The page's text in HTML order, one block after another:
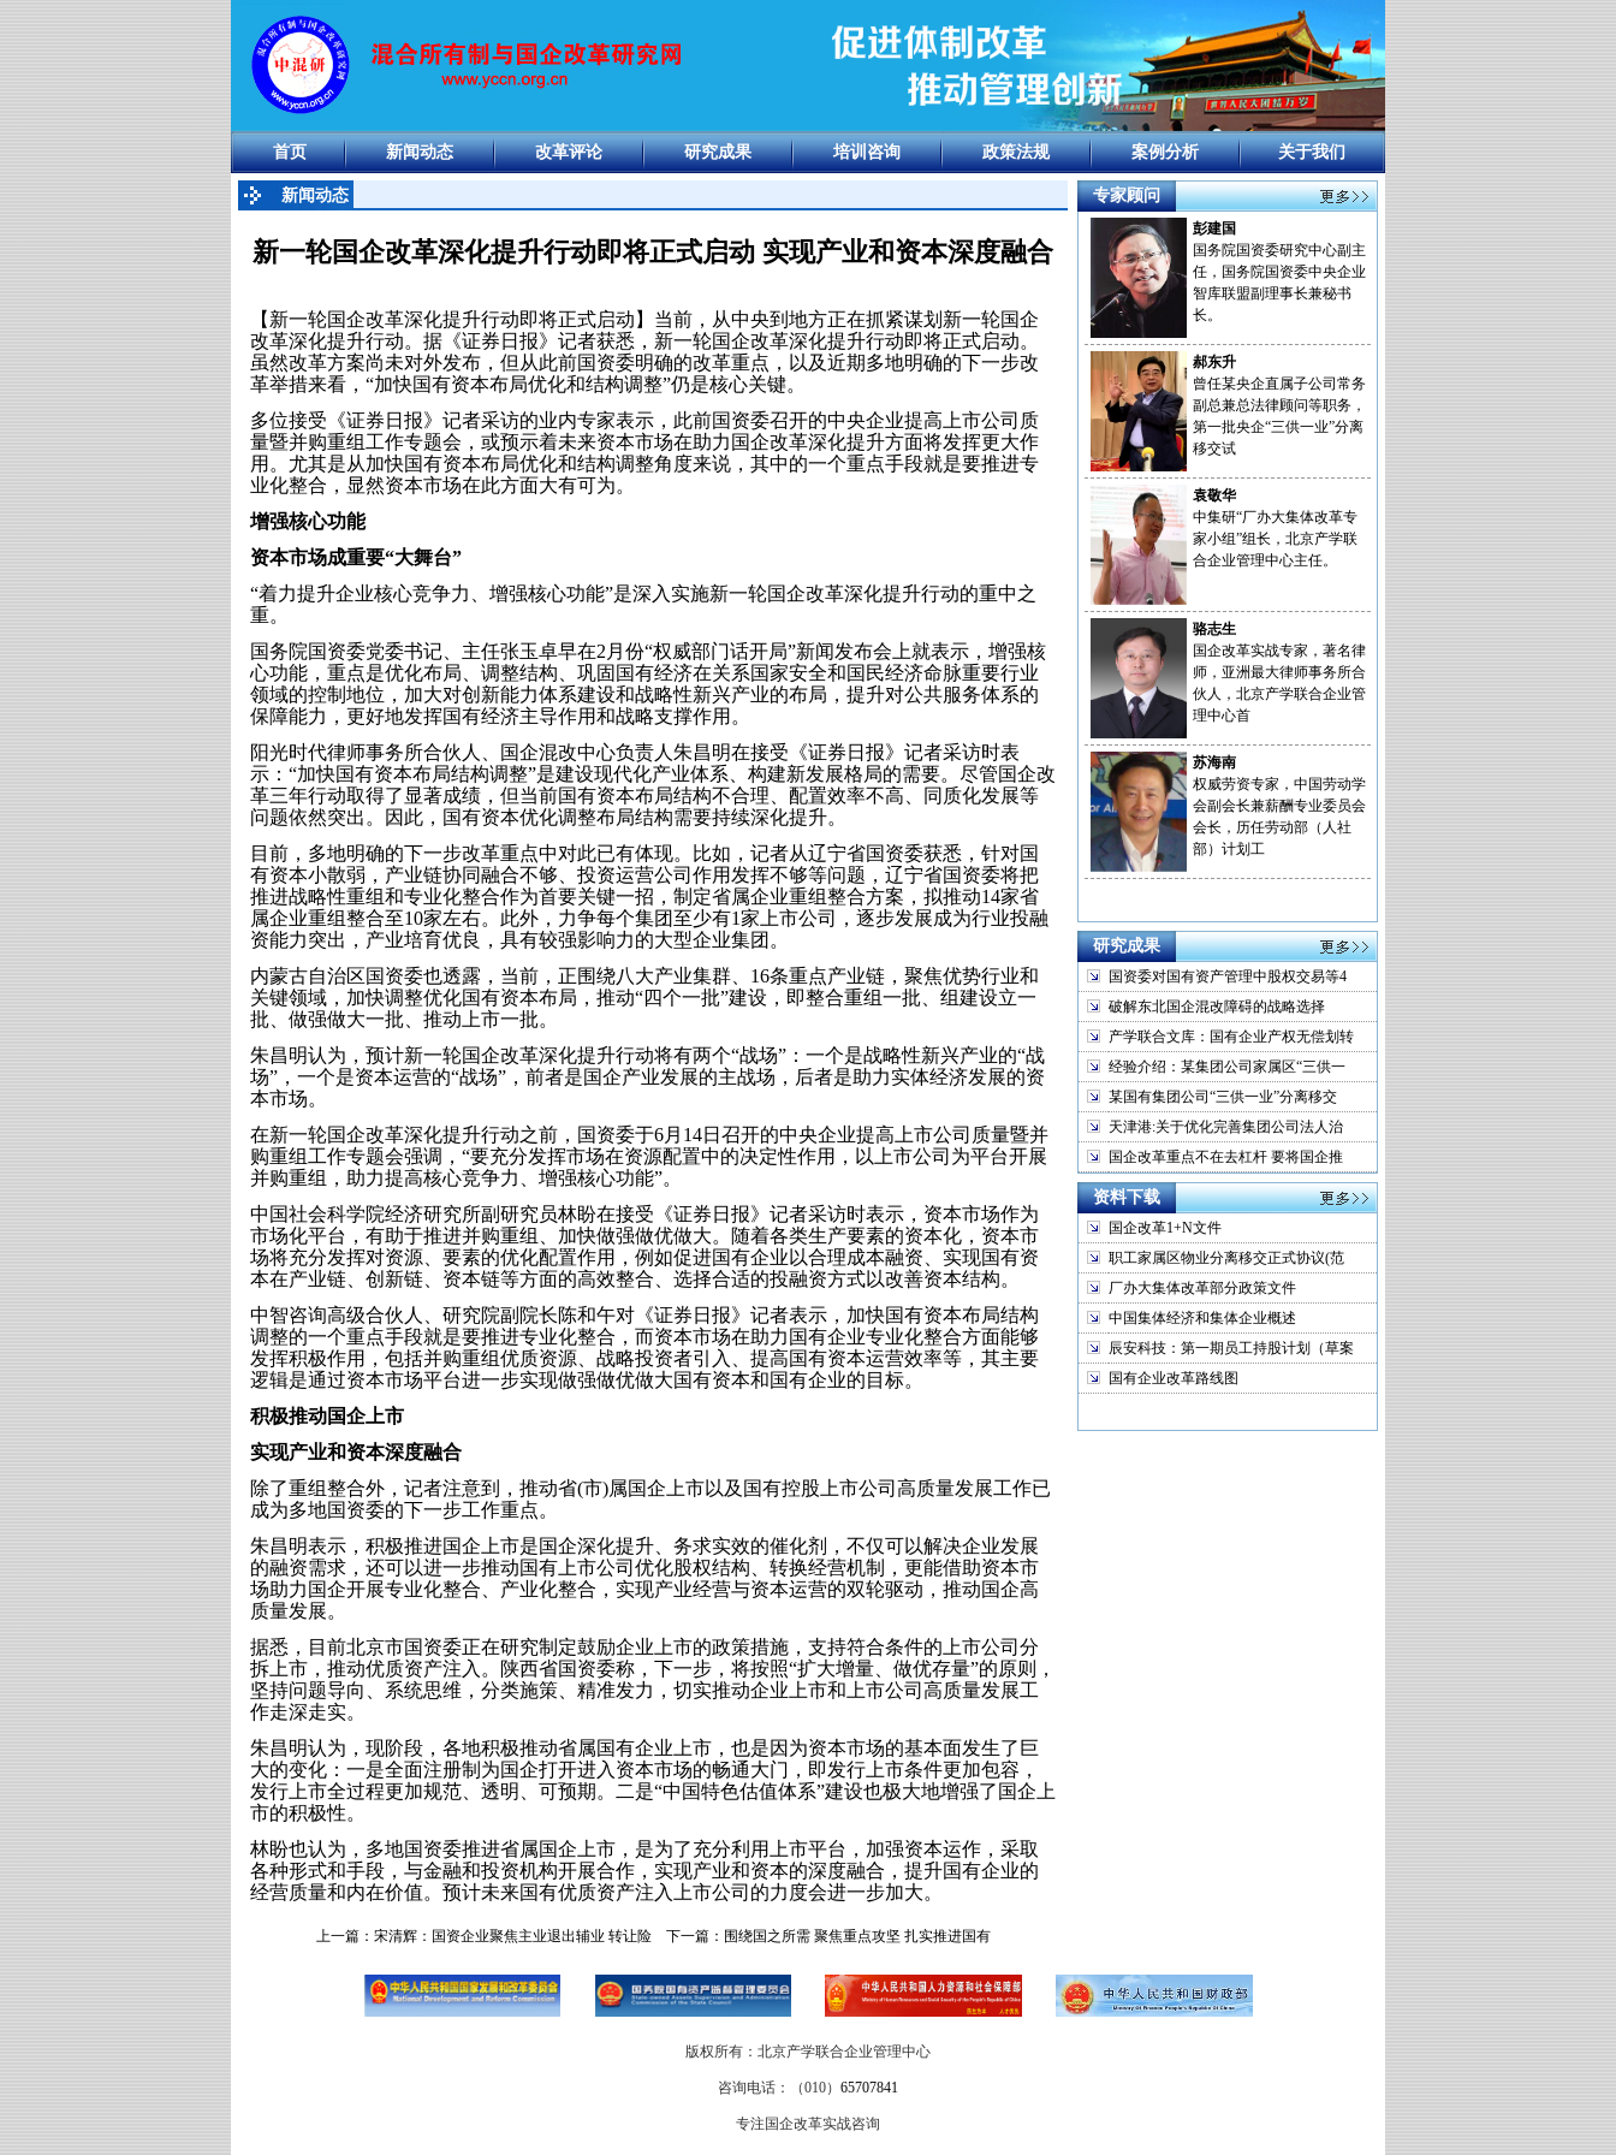
首页 新闻动态 改革评论 研究成果 培训咨询 政策法规 案例分析 关于我们
新闻动态
新一轮国企改革深化提升行动即将正式启动 实现产业和资本深度融合
【新一轮国企改革深化提升行动即将正式启动】当前，从中央到地方正在抓紧谋划新一轮国企
改革深化提升行动。据《证券日报》记者获悉，新一轮国企改革深化提升行动即将正式启动。
虽然改革方案尚未对外发布，但从此前国资委明确的改革重点，以及近期多地明确的下一步改
革举措来看，“加快国有资本布局优化和结构调整”仍是核心关键。
多位接受《证券日报》记者采访的业内专家表示，此前国资委召开的中央企业提高上市公司质
量暨并购重组工作专题会，或预示着未来资本市场在助力国企改革深化提升方面将发挥更大作
用。尤其是从加快国有资本布局优化和结构调整角度来说，其中的一个重点手段就是要推进专
业化整合，显然资本市场在此方面大有可为。
增强核心功能
资本市场成重要“大舞台”
“着力提升企业核心竞争力、增强核心功能”是深入实施新一轮国企改革深化提升行动的重中之
重。
国务院国资委党委书记、主任张玉卓早在2月份“权威部门话开局”新闻发布会上就表示，增强核
心功能，重点是优化布局、调整结构、巩固国有经济在关系国家安全和国民经济命脉重要行业
领域的控制地位，加大对创新能力体系建设和战略性新兴产业的布局，提升对公共服务体系的
保障能力，更好地发挥国有经济主导作用和战略支撑作用。
阳光时代律师事务所合伙人、国企混改中心负责人朱昌明在接受《证券日报》记者采访时表
示：“加快国有资本布局结构调整”是建设现代化产业体系、构建新发展格局的需要。尽管国企改
革三年行动取得了显著成绩，但当前国有资本布局结构不合理、配置效率不高、同质化发展等
问题依然突出。因此，国有资本优化调整布局结构需要持续深化提升。
目前，多地明确的下一步改革重点中对此已有体现。比如，记者从辽宁省国资委获悉，针对国
有资本小散弱，产业链协同融合不够、投资运营公司作用发挥不够等问题，辽宁省国资委将把
推进战略性重组和专业化整合作为首要关键一招，制定省属企业重组整合方案，拟推动14家省
属企业重组整合至10家左右。此外，力争每个集团至少有1家上市公司，逐步发展成为行业投融
资能力突出，产业培育优良，具有较强影响力的大型企业集团。
内蒙古自治区国资委也透露，当前，正围绕八大产业集群、16条重点产业链，聚焦优势行业和
关键领域，加快调整优化国有资本布局，推动“四个一批”建设，即整合重组一批、组建设立一
批、做强做大一批、推动上市一批。
朱昌明认为，预计新一轮国企改革深化提升行动将有两个“战场”：一个是战略性新兴产业的“战
场”，一个是资本运营的“战场”，前者是国企产业发展的主战场，后者是助力实体经济发展的资
本市场。
在新一轮国企改革深化提升行动之前，国资委于6月14日召开的中央企业提高上市公司质量暨并
购重组工作专题会强调，“要充分发挥市场在资源配置中的决定性作用，以上市公司为平台开展
并购重组，助力提高核心竞争力、增强核心功能”。
中国社会科学院经济研究所副研究员林盼在接受《证券日报》记者采访时表示，资本市场作为
市场化平台，有助于推进并购重组、加快做强做优做大。随着各类生产要素的资本化，资本市
场将充分发挥对资源、要素的优化配置作用，例如促进国有企业以合理成本融资、实现国有资
本在产业链、创新链、资本链等方面的高效整合、选择合适的投融资方式以改善资本结构。
中智咨询高级合伙人、研究院副院长陈和午对《证券日报》记者表示，加快国有资本布局结构
调整的一个重点手段就是要推进专业化整合，而资本市场在助力国有企业专业化整合方面能够
发挥积极作用，包括并购重组优质资源、战略投资者引入、提高国有资本运营效率等，其主要
逻辑是通过资本市场平台进一步实现做强做优做大国有资本和国有企业的目标。
积极推动国企上市
实现产业和资本深度融合
除了重组整合外，记者注意到，推动省(市)属国企上市以及国有控股上市公司高质量发展工作已
成为多地国资委的下一步工作重点。
朱昌明表示，积极推进国企上市是国企深化提升、务求实效的催化剂，不仅可以解决企业发展
的融资需求，还可以进一步推动国有上市公司优化股权结构、转换经营机制，更能借助资本市
场助力国企开展专业化整合、产业化整合，实现产业经营与资本运营的双轮驱动，推动国企高
质量发展。
据悉，目前北京市国资委正在研究制定鼓励企业上市的政策措施，支持符合条件的上市公司分
拆上市，推动优质资产注入。陕西省国资委称，下一步，将按照“扩大增量、做优存量”的原则，
坚持问题导向、系统思维，分类施策、精准发力，切实推动企业上市和上市公司高质量发展工
作走深走实。
朱昌明认为，现阶段，各地积极推动省属国有企业上市，也是因为资本市场的基本面发生了巨
大的变化：一是全面注册制为国企打开进入资本市场的畅通大门，即发行上市条件更加包容，
发行上市全过程更加规范、透明、可预期。二是“中国特色估值体系”建设也极大地增强了国企上
市的积极性。
林盼也认为，多地国资委推进省属国企上市，是为了充分利用上市平台，加强资本运作，采取
各种形式和手段，与金融和投资机构开展合作，实现产业和资本的深度融合，提升国有企业的
经营质量和内在价值。预计未来国有优质资产注入上市公司的力度会进一步加大。
上一篇： 宋清辉：国资企业聚焦主业退出辅业 转让险下一篇： 围绕国之所需 聚焦重点攻坚 扎实推进国有
专家顾问
彭建国
国务院国资委研究中心副主
任，国务院国资委中央企业
智库联盟副理事长兼秘书
长。
郝东升
曾任某央企直属子公司常务
副总兼总法律顾问等职务，
第一批央企“三供一业”分离
移交试
袁敬华
中集研“厂办大集体改革专
家小组”组长，北京产学联
合企业管理中心主任。
骆志生
国企改革实战专家，著名律
师，亚洲最大律师事务所合
伙人，北京产学联合企业管
理中心首
苏海南
权威劳资专家，中国劳动学
会副会长兼薪酬专业委员会
会长，历任劳动部（人社
部）计划工
研究成果
国资委对国有资产管理中股权交易等4
破解东北国企混改障碍的战略选择
产学联合文库：国有企业产权无偿划转
经验介绍：某集团公司家属区“三供一
某国有集团公司“三供一业”分离移交
天津港:关于优化完善集团公司法人治
国企改革重点不在去杠杆 要将国企推
资料下载
国企改革1+N文件
职工家属区物业分离移交正式协议(范
厂办大集体改革部分政策文件
中国集体经济和集体企业概述
辰安科技：第一期员工持股计划（草案
国有企业改革路线图
版权所有：北京产学联合企业管理中心
咨询电话：（010） 65707841
专注国企改革实战咨询